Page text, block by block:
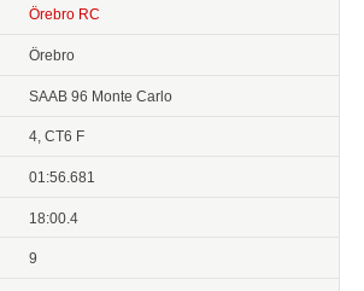
Örebro RC
Örebro
SAAB 96 Monte Carlo
4, CT6 F
01:56.681
18:00.4
9